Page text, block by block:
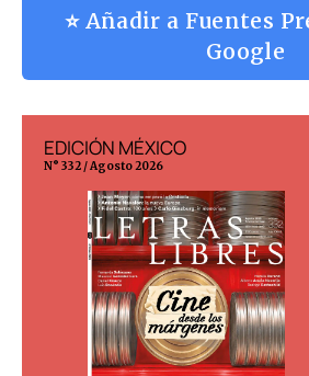
⭐ Añadir a Fuentes
Google
EDICIÓN MÉXICO
N° 332 / Agosto 2026